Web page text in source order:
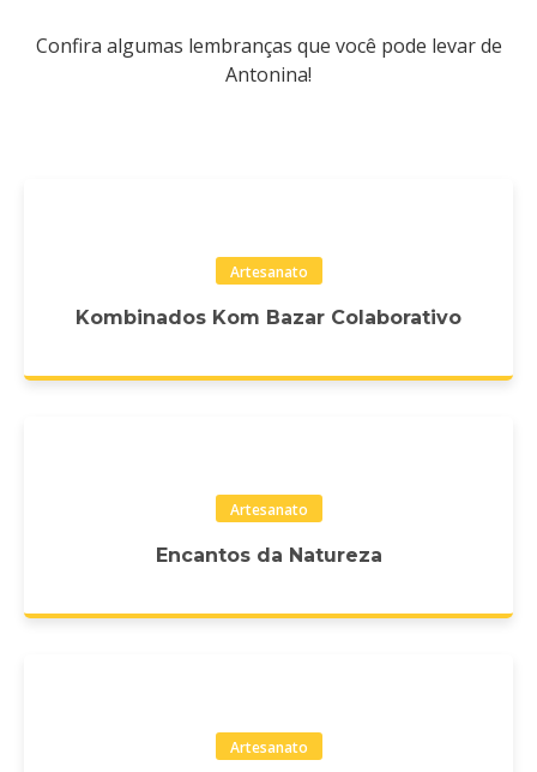
Confira algumas lembranças que você pode levar de
Antonina!
Artesanato
Kombinados Kom Bazar Colaborativo
Artesanato
Encantos da Natureza
Artesanato